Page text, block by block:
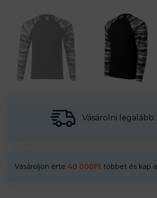
Vásárolni legalább
Vásároljon érte 40 000Ft többet és kap a